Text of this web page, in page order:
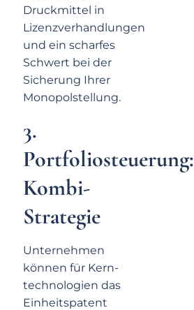
Druckmittel in
Lizenzverhandlungen
und ein scharfes
Schwert bei der
Sicherung Ihrer
Monopolstellung.
3.
Portfoliosteuerung:
Kombi-
Strategie
Unternehmen
können für Kern­
technologien das
Einheitspatent